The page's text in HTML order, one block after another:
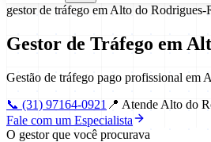
gestor de tráfego em Alto do Rodrigues-
Gestor de Tráfego em
Gestão de tráfego pago profissional em
📞 (31) 97164-0921 📍 Atende Alto do
Fale com um Especialista
O gestor que você procurava